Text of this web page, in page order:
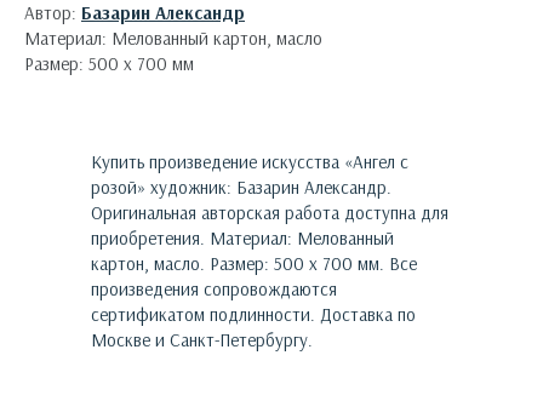
Автор: Базарин Александр
Материал: Мелованный картон, масло
Размер: 500 х 700 мм
Купить произведение искусства «Ангел с
розой» художник: Базарин Александр.
Оригинальная авторская работа доступна для
приобретения. Материал: Мелованный
картон, масло. Размер: 500 х 700 мм. Все
произведения сопровождаются
сертификатом подлинности. Доставка по
Москве и Санкт-Петербургу.